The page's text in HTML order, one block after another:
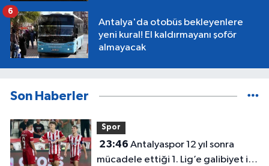
Antalya'da otobüs bekleyenlere
yeni kural! El kaldırmayanı şoför
almayacak
6
Son Haberler
Spor
23:46
mücadele ettiği 1. Lig’e galibiyet ile